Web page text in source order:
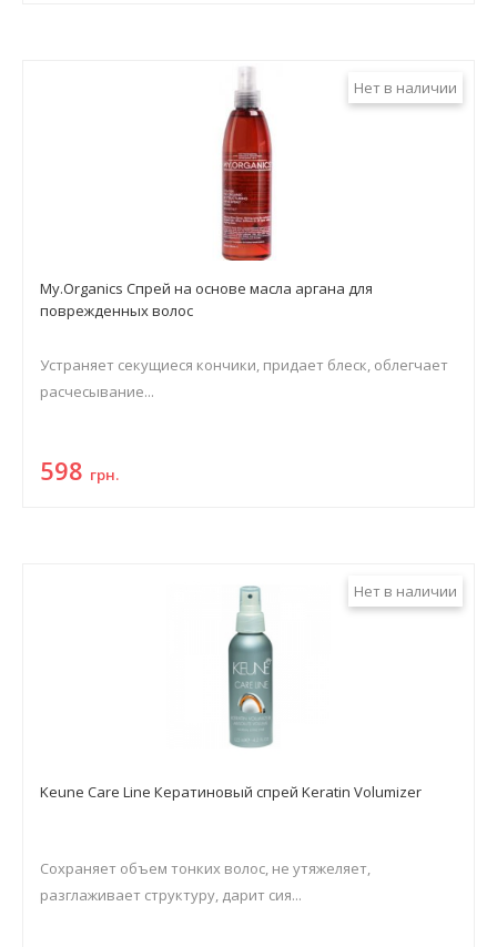
Нет в наличии
My.Organics Спрей на основе масла аргана для
поврежденных волос
Устраняет секущиеся кончики, придает блеск, облегчает
расчесывание...
598 грн.
Нет в наличии
Keune Care Line Кератиновый спрей Keratin Volumizer
Сохраняет объем тонких волос, не утяжеляет,
разглаживает структуру, дарит сия...